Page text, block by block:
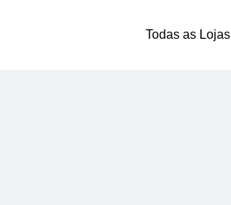
Todas as Lojas